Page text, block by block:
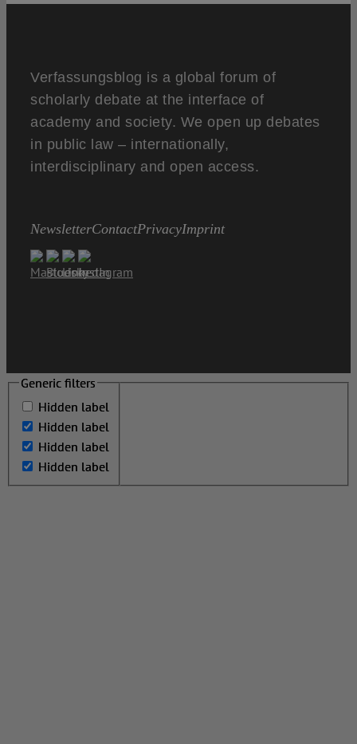
Verfassungsblog is a global forum of
scholarly debate at the interface of
academy and society. We open up debates
in public law – internationally,
interdisciplinary and open access.
NewsletterContactPrivacyImprint
Generic filters
Hidden label
Hidden label
Hidden label
Hidden label
Generic filters
Hidden label
Hidden label
Hidden label
Hidden label